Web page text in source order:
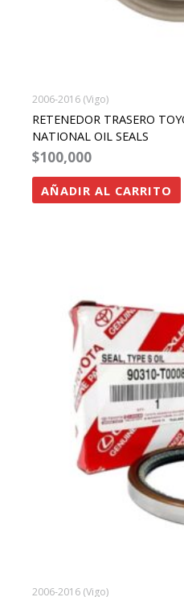
2006-2016 (Vigo)
RETENEDOR TRASERO
NATIONAL OIL SEALS
$100,000
AÑADIR AL CARRITO
2006-2016 (Vigo)